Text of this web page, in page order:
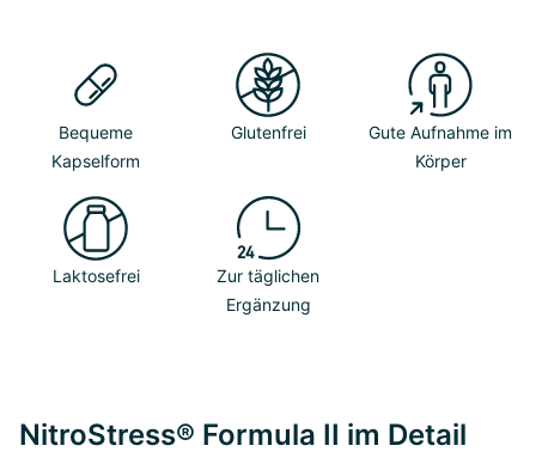
Bequeme
Kapselform
Glutenfrei
Gute Aufnahme im
Körper
Laktosefrei
Zur täglichen
Ergänzung
NitroStress® Formula II im Detail